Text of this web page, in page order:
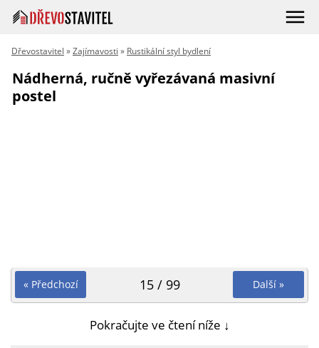
Dřevostavitel »Zajímavosti » Rustikální styl bydlení
Nádherná, ručně vyřezávaná masivní
postel
« Předchozí Další »
15 / 99
Pokračujte ve čtení níže ↓